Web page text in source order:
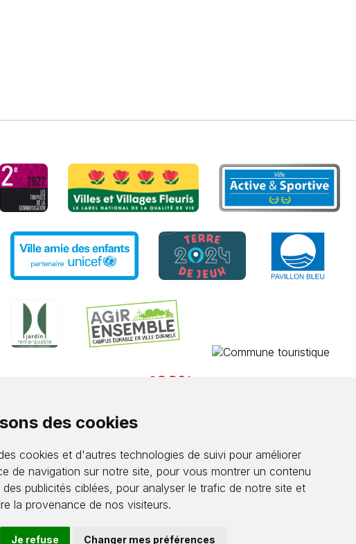
des cookies
cookies et d'autres technologies de suivi pour améliorer
de navigation sur notre site, pour vous montrer un contenu
des publicités ciblées, pour analyser le trafic de notre site et
la provenance de nos visiteurs.
Je refuse Changer mes préférences